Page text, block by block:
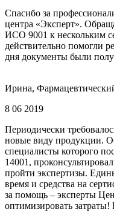
Спасибо за
центра «Эксперт».
ИСО 9001 к нескольким
действительно помогли
дня документы были
Ирина,
8 06 2019
Периодически
новые виду продукции.
специалисты которого
14001,
пройти экспертизы.
время и средства на
за помощь – эксперты
оптимизировать затраты!